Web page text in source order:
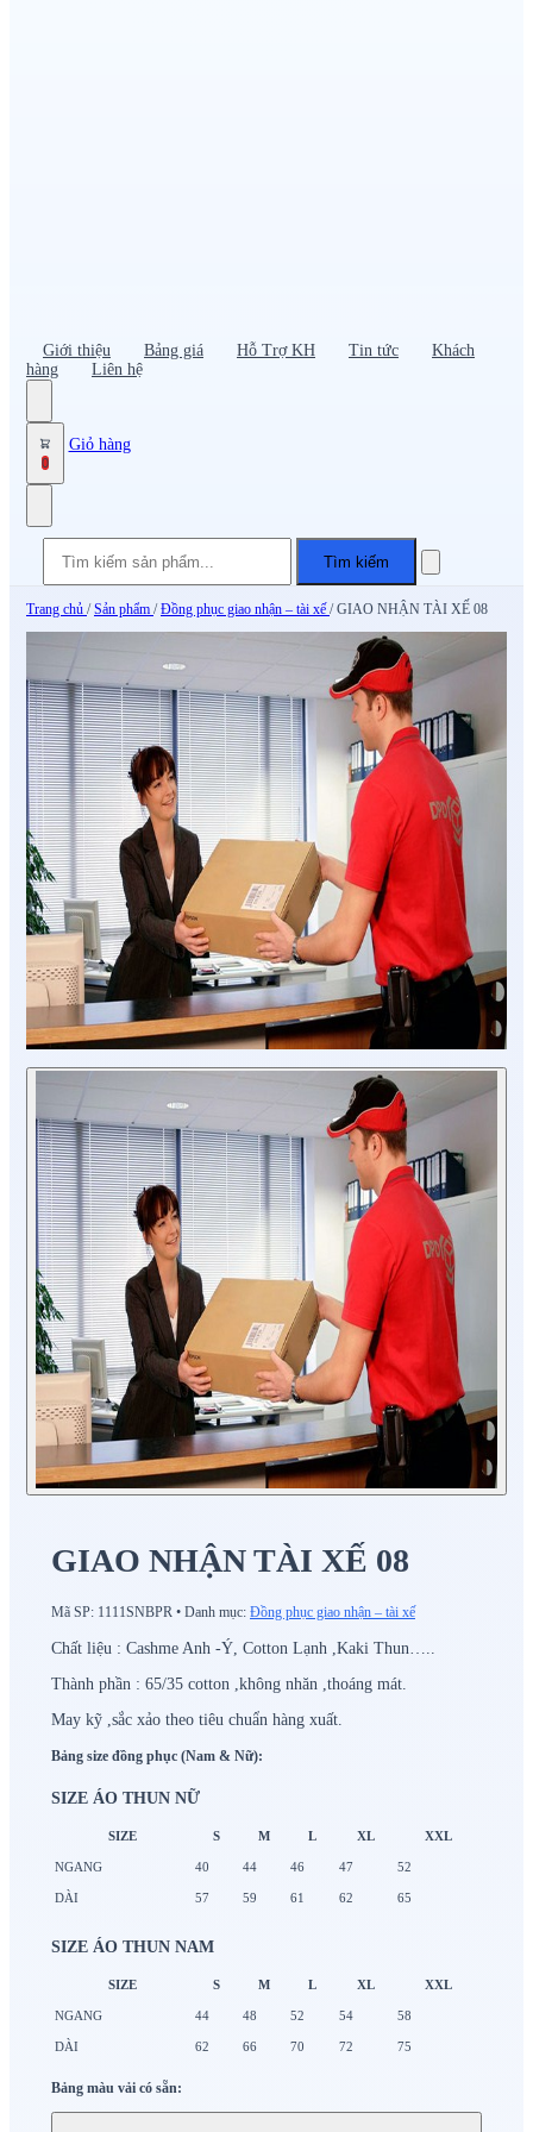
Giới thiệu Bảng giá Hỗ Trợ KH Tin tức
Khách
hàng
Liên hệ
0
Giỏ hàng
Tìm kiếm
Trang chủ / Sản phẩm / Đồng phục giao nhận – tài xế/ GIAO NHẬN TÀI XẾ 08
GIAO NHẬN TÀI XẾ 08
Mã SP: 1111SNBPR • Danh mục: Đồng phục giao nhận – tài xế
Chất liệu : Cashme Anh -Ý, Cotton Lạnh ,Kaki Thun…..
Thành phần : 65/35 cotton ,không nhăn ,thoáng mát.
May kỹ ,sắc xảo theo tiêu chuẩn hàng xuất.
Bảng size đồng phục (Nam & Nữ):
SIZE ÁO THUN NỮ
SIZE S M L XL XXL
NGANG 40 44 46 47 52
DÀI 57 59 61 62 65
SIZE ÁO THUN NAM
SIZE S M L XL XXL
NGANG 44 48 52 54 58
DÀI 62 66 70 72 75
Bảng màu vải có sẵn: